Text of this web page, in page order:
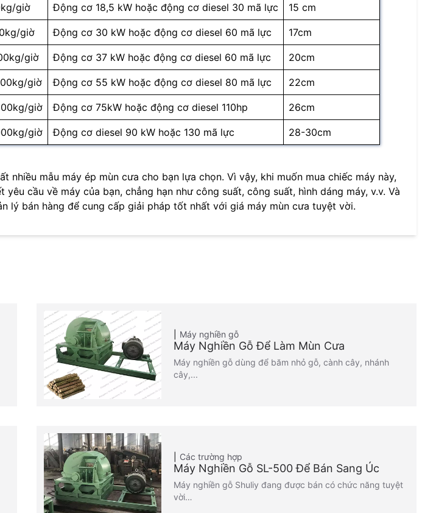
giờ Động cơ 18,5 kW hoặc động cơ diesel 30 mã lực 15 cm
giờ Động cơ 30 kW hoặc động cơ diesel 60 mã lực 17cm
giờ Động cơ 37 kW hoặc động cơ diesel 60 mã lực 20cm
giờ Động cơ 55 kW hoặc động cơ diesel 80 mã lực 22cm
giờ Động cơ 75kW hoặc động cơ diesel 110hp 26cm
giờ Động cơ diesel 90 kW hoặc 130 mã lực 28-30cm
nhiều mẫu máy ép mùn cưa cho bạn lựa chọn. Vì vậy, khi muốn mua chiếc máy này,
cầu về máy của bạn, chẳng hạn như công suất, công suất, hình dáng máy, v.v. Và
lý bán hàng để cung cấp giải pháp tốt nhất với giá máy mùn cưa tuyệt vời.
Máy nghiền gỗ
Máy Nghiền Gỗ Để Làm Mùn Cưa
Máy nghiền gỗ dùng để băm nhỏ gỗ, cành cây, nhánh
cây,...
Các trường hợp
Máy Nghiền Gỗ SL-500 Để Bán Sang Úc
Máy nghiền gỗ Shuliy đang được bán có chức năng tuyệt
vời…